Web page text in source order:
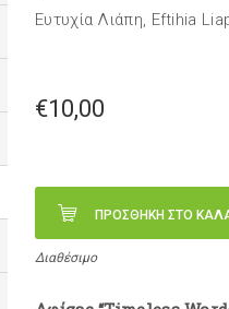
Ευτυχία Λιάπη, Eftihia
€10,00
ΠΡΟΣΘΗΚΗ ΣΤΟ
Διαθέσιμο